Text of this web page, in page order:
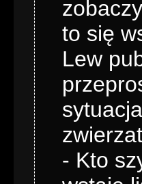
to się
Lew
- Kto